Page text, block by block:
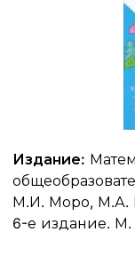
Издание:
М.И. Моро, М.А.
6-е издание. М.